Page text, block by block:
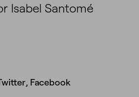
Isabel Santomé
, Facebook